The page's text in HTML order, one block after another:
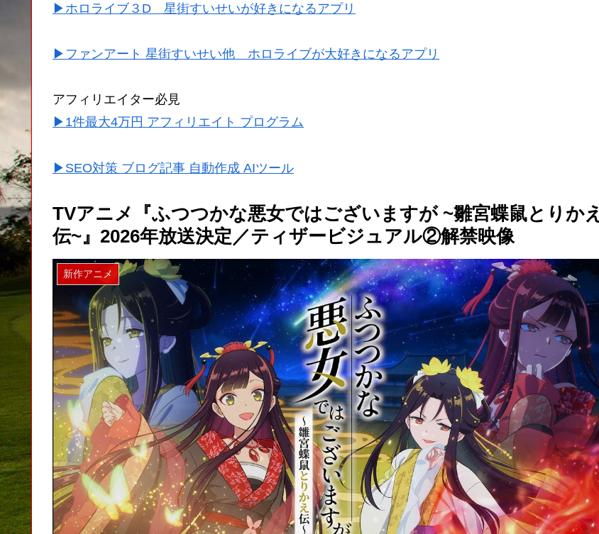
▶ホロライブ３D 星街すいせいが好きになるアプリ
▶ファンアート 星街すいせい他 ホロライブが大好きになるアプリ
アフィリエイター必見
▶1件最大4万円 アフィリエイト プログラム
▶SEO対策 ブログ記事 自動作成 AIツール
TVアニメ『ふつつかな悪女ではございますが ~雛宮蝶鼠とりかえ
伝~』2026年放送決定／ティザービジュアル②解禁映像
新作アニメ